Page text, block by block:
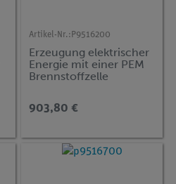
Artikel-Nr.: P9516200
Erzeugung elektrischer
Energie mit einer PEM
Brennstoffzelle
903,80 €